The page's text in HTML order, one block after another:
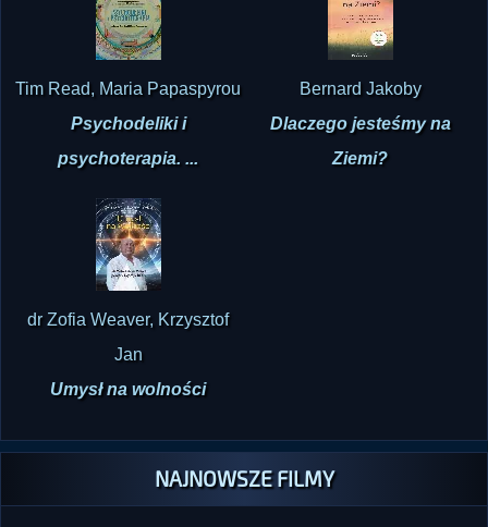
Tim Read, Maria Papaspyrou
Psychodeliki i
psychoterapia. ...
Bernard Jakoby
Dlaczego jesteśmy na
Ziemi?
dr Zofia Weaver, Krzysztof
Jan
Umysł na wolności
NAJNOWSZE FILMY